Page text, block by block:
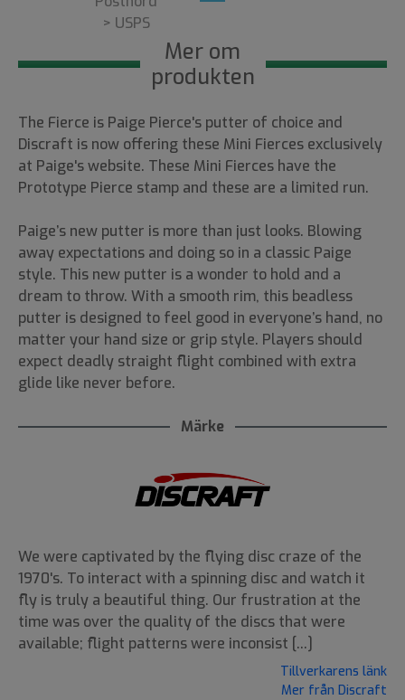
Mer om
produkten
The Fierce is Paige Pierce's putter of choice and
Discraft is now offering these Mini Fierces exclusively
at Paige's website. These Mini Fierces have the
Prototype Pierce stamp and these are a limited run.
Paige’s new putter is more than just looks. Blowing
away expectations and doing so in a classic Paige
style. This new putter is a wonder to hold and a
dream to throw. With a smooth rim, this beadless
putter is designed to feel good in everyone’s hand, no
matter your hand size or grip style. Players should
expect deadly straight flight combined with extra
glide like never before.
Märke
We were captivated by the flying disc craze of the
1970's. To interact with a spinning disc and watch it
fly is truly a beautiful thing. Our frustration at the
time was over the quality of the discs that were
available; flight patterns were inconsist [...]
Tillverkarens länk
Mer från Discraft